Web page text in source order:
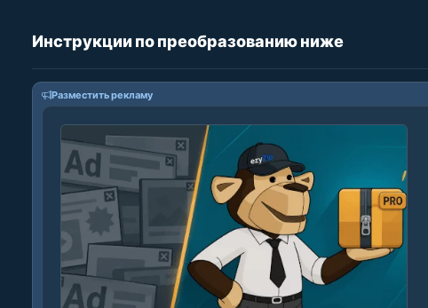
Инструкции по преобразованию ниже
Разместить рекламу